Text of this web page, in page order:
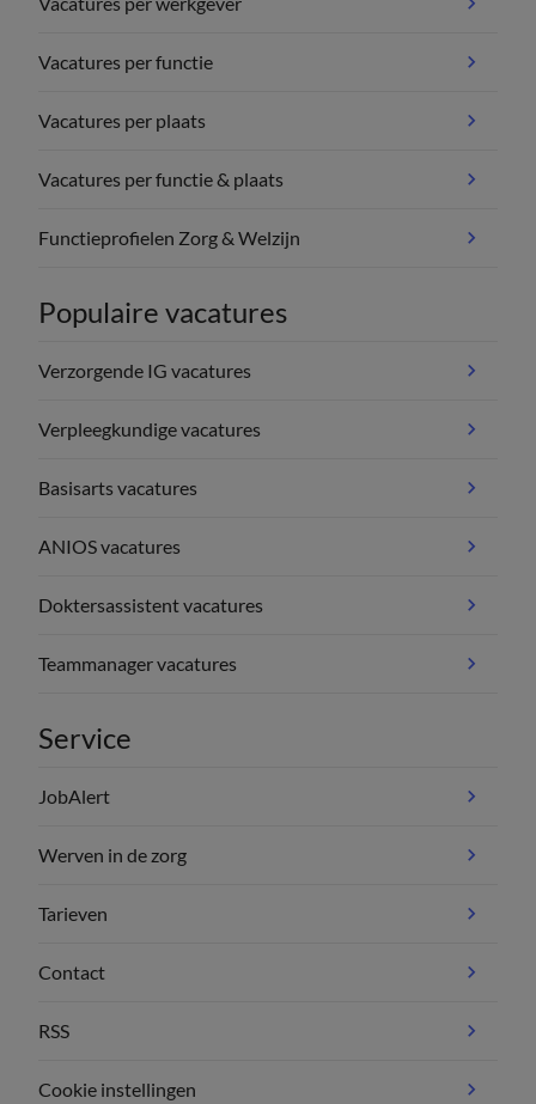
Vacatures per functie
Vacatures per plaats
Vacatures per functie & plaats
Functieprofielen Zorg & Welzijn
Populaire vacatures
Verzorgende IG vacatures
Verpleegkundige vacatures
Basisarts vacatures
ANIOS vacatures
Doktersassistent vacatures
Teammanager vacatures
Service
JobAlert
Werven in de zorg
Tarieven
Contact
RSS
Cookie instellingen